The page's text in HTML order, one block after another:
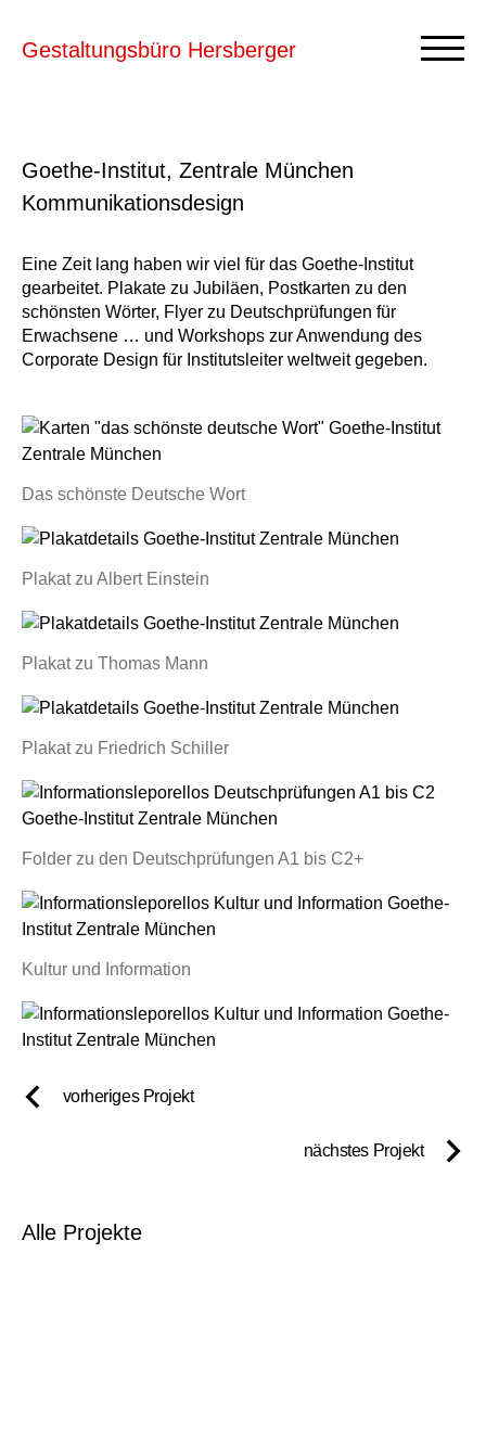
Gestaltungsbüro Hersberger
Goethe-Institut, Zentrale München
Kommunikationsdesign
Eine Zeit lang haben wir viel für das Goethe-Institut
gearbeitet. Plakate zu Jubiläen, Postkarten zu den
schönsten Wörter, Flyer zu Deutschprüfungen für
Erwachsene … und Workshops zur Anwendung des
Corporate Design für Institutsleiter weltweit gegeben.
Das schönste Deutsche Wort
Plakat zu Albert Einstein
Plakat zu Thomas Mann
Plakat zu Friedrich Schiller
Folder zu den Deutschprüfungen A1 bis C2+
Kultur und Information
vorheriges Projekt
nächstes Projekt
Alle Projekte